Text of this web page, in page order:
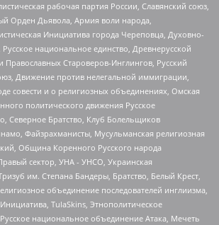
рабочая партия России, Славянский союз,
Орден Дьявола, Армия воли народа,
Инициатива города Череповца, Духовно-
национальное единство, Древнерусской
Православных Староверов-Инглингов, Русский
Движение против нелегальной иммиграции,
совести и о религиозных объединениях, Омская
политического движения Русское
Северное Братство, Клуб Болельщиков
Файзрахманисты, Мусульманская религиозная
Община Коренного Русского народа
сектор, УНА - УНСО, Украинская
им. Степана Бандеры, Братство, Белый Крест,
объединение последователей инглиизма,
TulaSkins, Этнополитическое
национальное объединение Атака, Мечеть